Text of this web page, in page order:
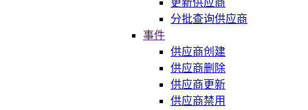
分批查询供应商
事件
供应商创建
供应商删除
供应商更新
供应商禁用